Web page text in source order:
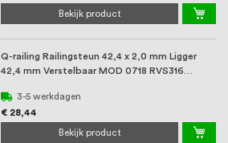
Bekijk product
Q-railing Railingsteun 42,4 x 2,0 mm Ligger
42,4 mm Verstelbaar MOD 0718 RVS316
3-5 werkdagen
€ 28,44
Bekijk product